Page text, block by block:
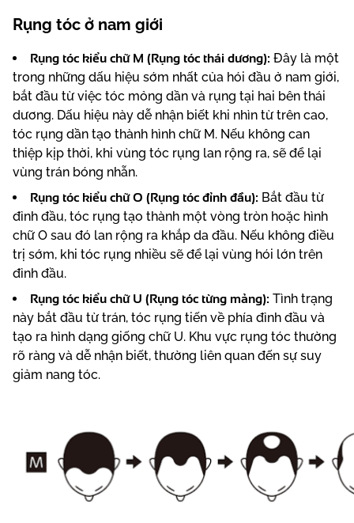
Rụng tóc ở nam giới
Rụng tóc kiểu chữ M (Rụng tóc thái dương): Đây là một
trong những dấu hiệu sớm nhất của hói đầu ở nam giới,
bắt đầu từ việc tóc mỏng dần và rụng tại hai bên thái
dương. Dấu hiệu này dễ nhận biết khi nhìn từ trên cao,
tóc rụng dần tạo thành hình chữ M. Nếu không can
thiệp kịp thời, khi vùng tóc rụng lan rộng ra, sẽ để lại
vùng trán bóng nhẵn.
Rụng tóc kiểu chữ O (Rụng tóc đỉnh đầu): Bắt đầu từ
đỉnh đầu, tóc rụng tạo thành một vòng tròn hoặc hình
chữ O sau đó lan rộng ra khắp da đầu. Nếu không điều
trị sớm, khi tóc rụng nhiều sẽ để lại vùng hói lớn trên
đỉnh đầu.
Rụng tóc kiểu chữ U (Rụng tóc từng mảng): Tình trạng
này bắt đầu từ trán, tóc rụng tiến về phía đỉnh đầu và
tạo ra hình dạng giống chữ U. Khu vực rụng tóc thường
rõ ràng và dễ nhận biết, thường liên quan đến sự suy
giảm nang tóc.